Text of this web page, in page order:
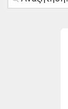
για: